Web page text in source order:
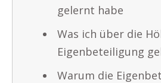
gelernt habe
Was ich über die
Eigenbeteiligung
Warum die